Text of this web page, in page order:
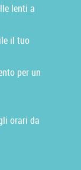
lenti a
il tuo
per un
orari da